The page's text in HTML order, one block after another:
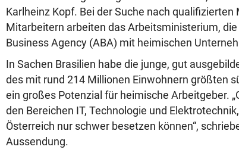
Karlheinz Kopf. Bei der Suche nach
Mitarbeitern arbeiten das Arbeitsministerium, die
Business Agency (ABA) mit heimischen
In Sachen Brasilien habe die junge, gut
des mit rund 214 Millionen Einwohnern größten
ein großes Potenzial für heimische Arbeitgeber.
den Bereichen IT, Technologie und
Österreich nur schwer besetzen können“,
Aussendung.